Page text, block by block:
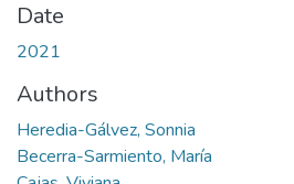
Date
2021
Authors
Heredia-Gálvez, Sonnia
Becerra-Sarmiento, María